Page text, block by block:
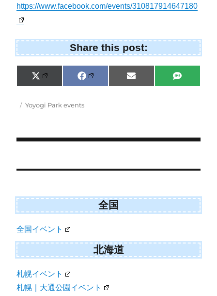
https://www.facebook.com/events/310817914647180
Share this post:
Share
on
X
(
w
i
r
Share
on
F
a
Share
on
E
m
Share
on
S
M
Posted
Categories
Yoyogi Park events
navigation
全国
全国イベント
北海道
札幌イベント
札幌｜大通公園イベント